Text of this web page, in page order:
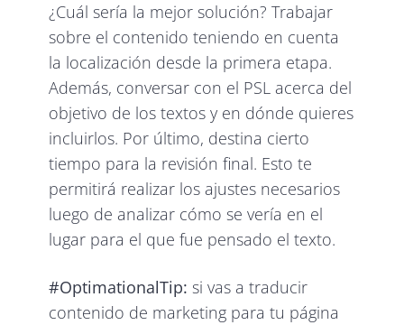
¿Cuál sería la mejor solución? Trabajar
sobre el contenido teniendo en cuenta
la localización desde la primera etapa.
Además, conversar con el PSL acerca del
objetivo de los textos y en dónde quieres
incluirlos. Por último, destina cierto
tiempo para la revisión final. Esto te
permitirá realizar los ajustes necesarios
luego de analizar cómo se vería en el
lugar para el que fue pensado el texto.
#OptimationalTip: si vas a traducir
contenido de marketing para tu página